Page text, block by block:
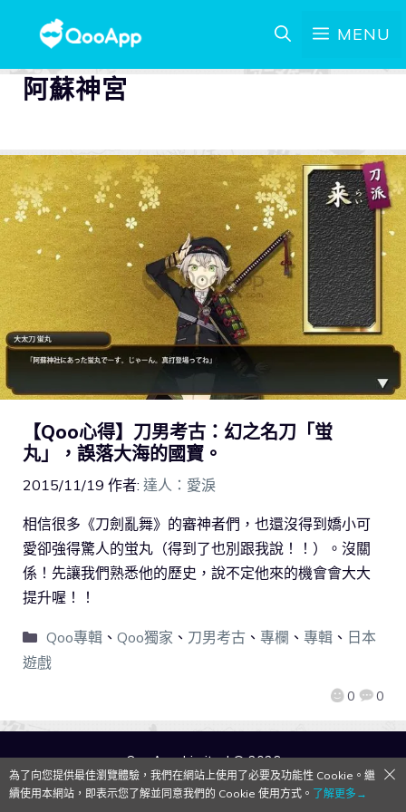
MENU
阿蘇神宮
【Qoo心得】刀男考古：幻之名刀「蛍
丸」，誤落大海的國寶。
2015/11/19 作者: 達人：愛淚
0 0
相信很多《刀劍亂舞》的審神者們，也還沒得到嬌小可
愛卻強得驚人的蛍丸（得到了也別跟我說！！）。沒關
係！先讓我們熟悉他的歷史，說不定他來的機會會大大
提升喔！！
Qoo專輯、 Qoo獨家 、 刀男考古、 專欄 、 專輯、 日本
遊戲
QooApp Limited © 2026
為了向您提供最佳瀏覽體驗，我們在網站上使用了必要及功能性 Cookie。繼
續使用本網站，即表示您了解並同意我們的 Cookie 使用方式。 了解更多→